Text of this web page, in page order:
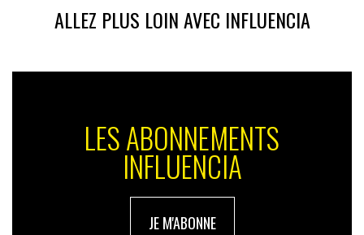
ALLEZ PLUS LOIN AVEC INFLUENCIA
LES ABONNEMENTS
INFLUENCIA
JE M'ABONNE